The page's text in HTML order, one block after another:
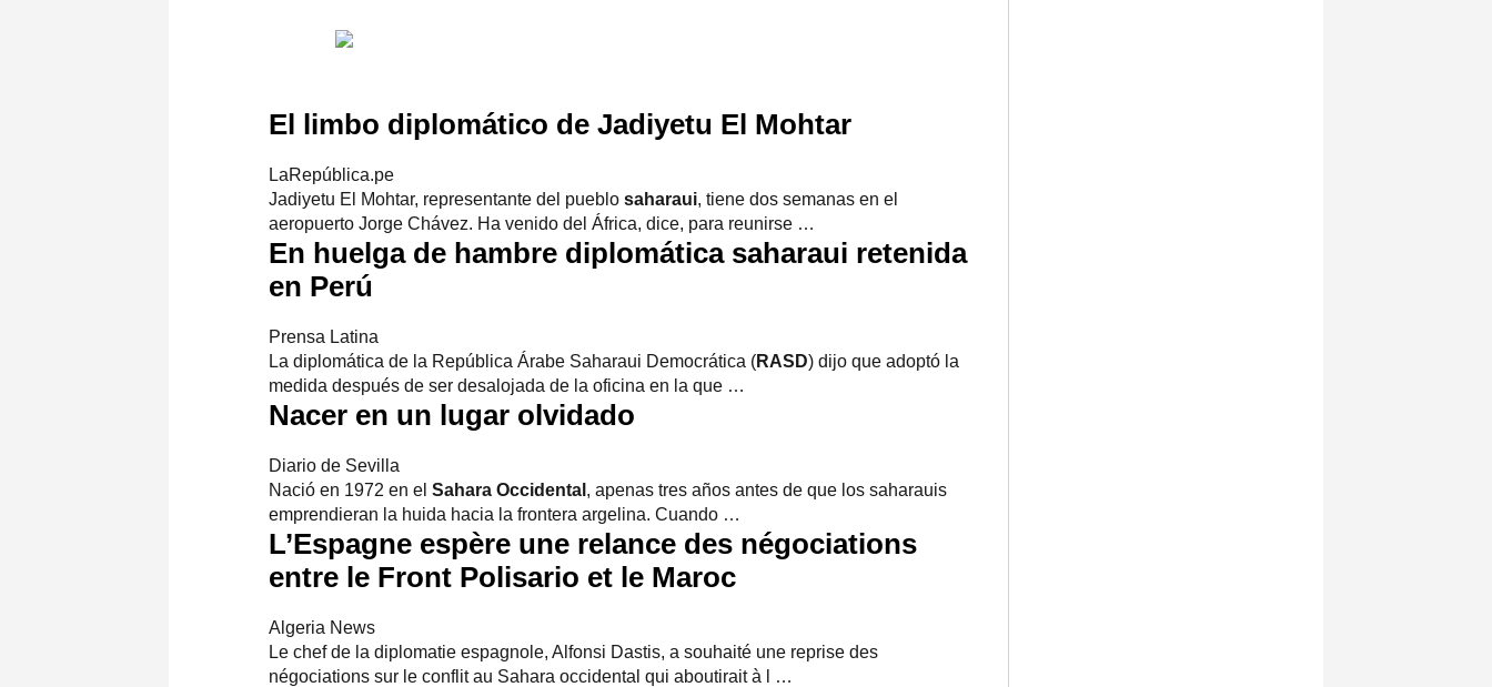
El limbo diplomático de Jadiyetu El Mohtar
LaRepública.pe
Jadiyetu El Mohtar, representante del pueblo saharaui, tiene dos semanas en el
aeropuerto Jorge Chávez. Ha venido del África, dice, para reunirse …
En huelga de hambre diplomática saharaui retenida
en Perú
Prensa Latina
La diplomática de la República Árabe Saharaui Democrática (RASD) dijo que adoptó la
medida después de ser desalojada de la oficina en la que …
Nacer en un lugar olvidado
Diario de Sevilla
Nació en 1972 en el Sahara Occidental , apenas tres años antes de que los saharauis
emprendieran la huida hacia la frontera argelina. Cuando …
L’Espagne espère une relance des négociations
entre le Front Polisario et le Maroc
Algeria News
Le chef de la diplomatie espagnole, Alfonsi Dastis, a souhaité une reprise des
négociations sur le conflit au Sahara occidental qui aboutirait à l …